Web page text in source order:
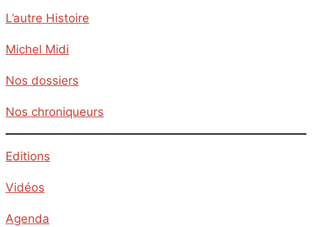
L’autre Histoire
Michel Midi
Nos dossiers
Nos chroniqueurs
Editions
Vidéos
Agenda